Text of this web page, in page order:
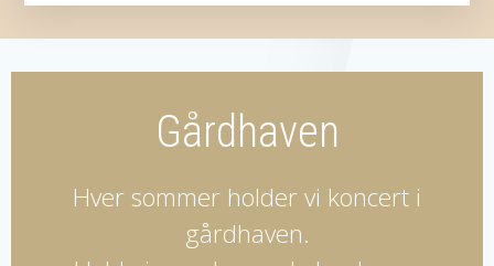
Gårdhaven
Hver sommer holder vi koncert i
gårdhaven.